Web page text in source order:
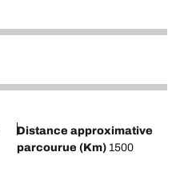
Distance approximative
parcourue (Km)1500